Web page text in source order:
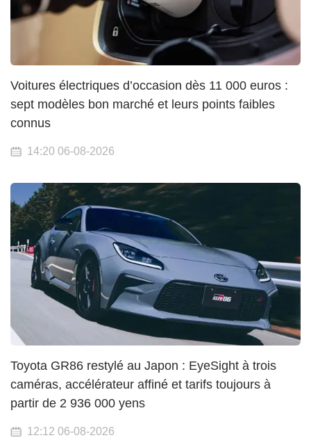
Voitures électriques d’occasion dès 11 000 euros :
sept modèles bon marché et leurs points faibles
connus
14:20 06-08-2026
Toyota GR86 restylé au Japon : EyeSight à trois
caméras, accélérateur affiné et tarifs toujours à
partir de 2 936 000 yens
12:12 06-08-2026